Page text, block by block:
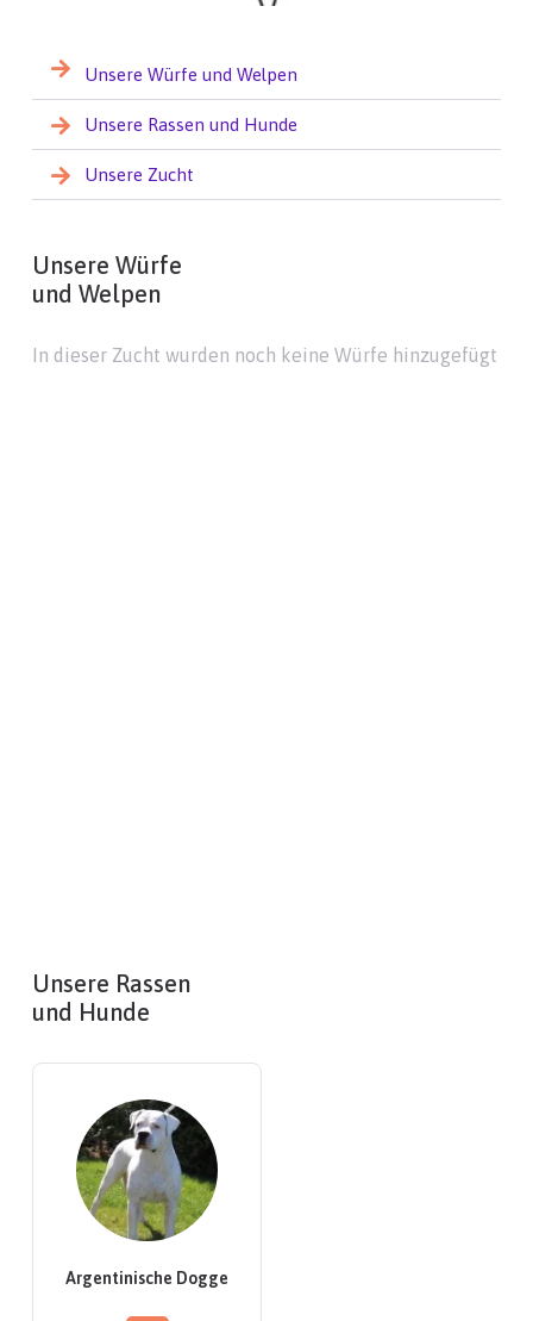
Unsere Würfe und Welpen
Unsere Rassen und Hunde
Unsere Zucht
Unsere Würfe
und Welpen
In dieser Zucht wurden noch keine Würfe hinzugefügt
Unsere Rassen
und Hunde
Argentinische Dogge